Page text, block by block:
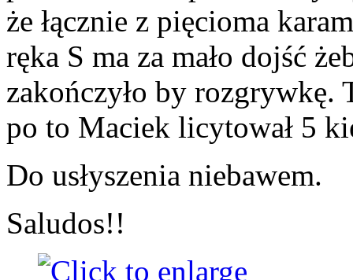
że łącznie z pięcioma
ręka S ma za mało dojść
zakończyło by rozgrywkę.
po to Maciek licytował 5
Do usłyszenia niebawem.
Saludos!!